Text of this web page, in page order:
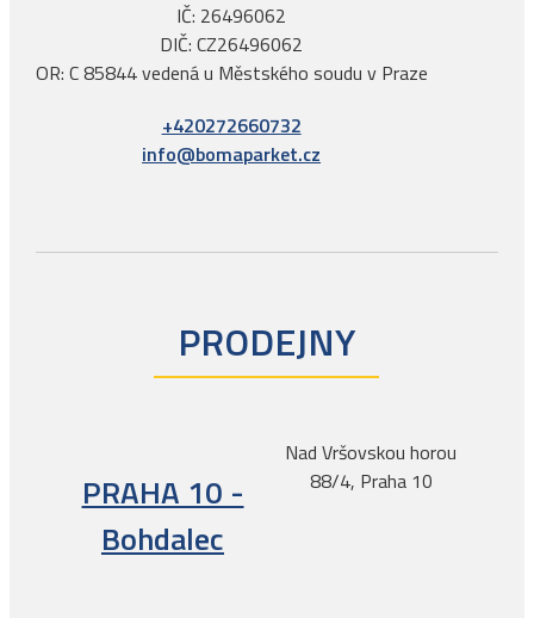
IČ: 26496062
DIČ: CZ26496062
OR: C 85844 vedená u Městského soudu v Praze
+420272660732
info@bomaparket.cz
PRODEJNY
PRAHA 10 -
Bohdalec
Nad Vršovskou horou
88/4, Praha 10